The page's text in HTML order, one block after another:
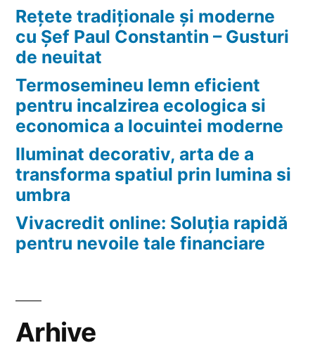
Rețete tradiționale și moderne
cu Șef Paul Constantin – Gusturi
de neuitat
Termosemineu lemn eficient
pentru incalzirea ecologica si
economica a locuintei moderne
Iluminat decorativ, arta de a
transforma spatiul prin lumina si
umbra
Vivacredit online: Soluția rapidă
pentru nevoile tale financiare
Arhive